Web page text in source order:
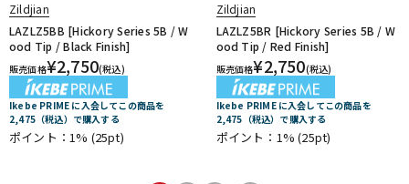
Zildjian
LAZLZ5BB [Hickory Series 5B / W
ood Tip / Black Finish]
販売価格¥2,750(税込)
Ikebe PRIME に入会してこの商品を
2,475（税込）で購入する
ポイント：1% (25pt)
Zildjian
LAZLZ5BR [Hickory Series 5B / W
ood Tip / Red Finish]
販売価格¥2,750(税込)
Ikebe PRIME に入会してこの商品を
2,475（税込）で購入する
ポイント：1%(25pt)